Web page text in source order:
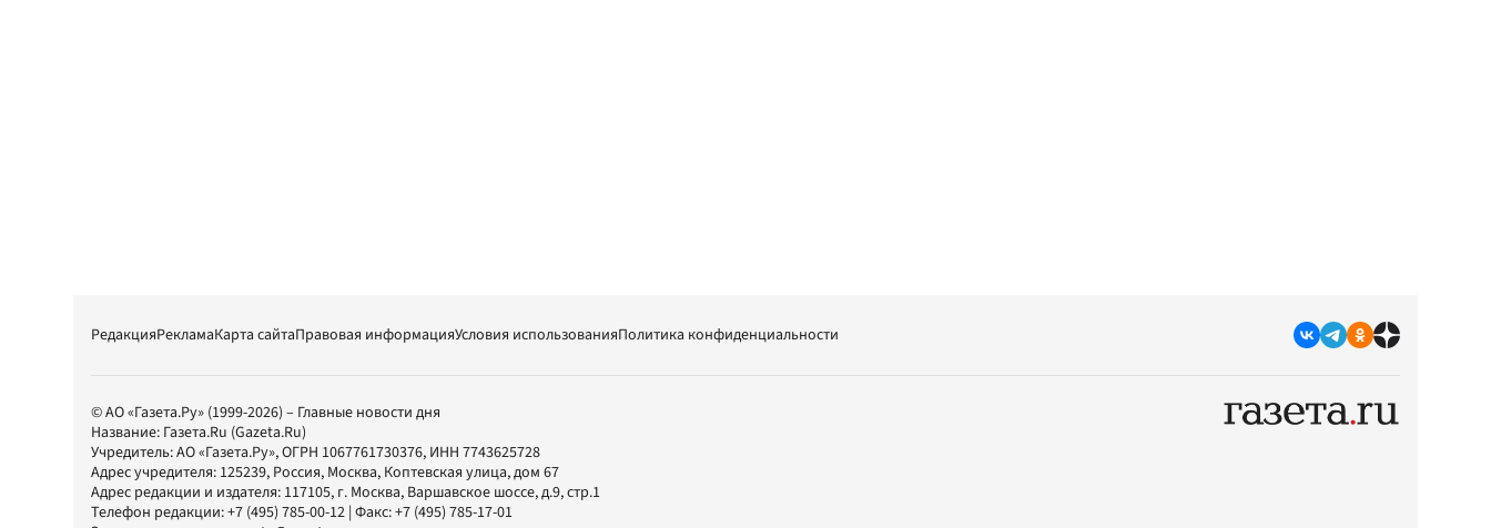
РедакцияРекламаКарта сайтаПравовая информацияУсловия использованияПолитика конфиденциальности
© АО «Газета.Ру» (1999-2026) – Главные новости дня
Название: Газета.Ru (Gazeta.Ru)
Учредитель:АО «Газета.Ру», ОГРН 1067761730376, ИНН 7743625728
Адрес учредителя: 125239, Россия, Москва, Коптевская улица, дом 67
Адрес редакции и издателя: 117105, г. Москва, Варшавское шоссе, д.9, стр.1
Телефон редакции:+7 (495) 785-00-12 | Факс:+7 (495) 785-17-01